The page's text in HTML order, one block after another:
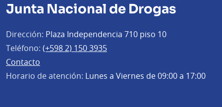
Junta Nacional de Drogas
Dirección: Plaza Independencia 710 piso 10
Teléfono: (+598 2) 150 3935
Contacto
Horario de atención: Lunes a Viernes de 09:00 a 17:00